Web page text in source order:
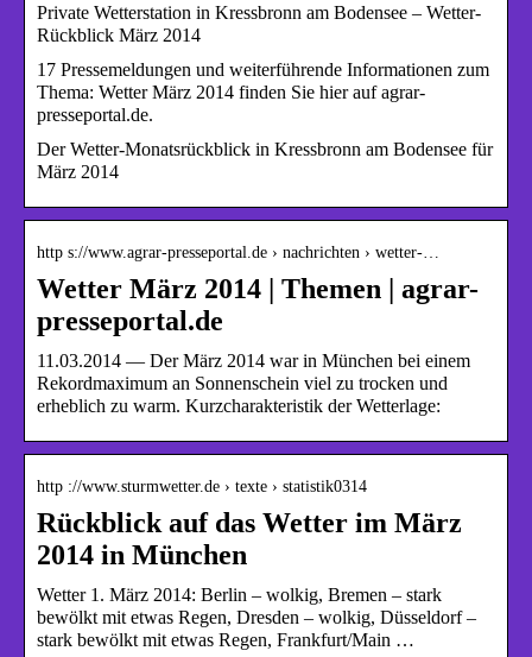
Private Wetterstation in Kressbronn am Bodensee – Wetter-
Rückblick März 2014
17 Pressemeldungen und weiterführende Informationen zum
Thema: Wetter März 2014 finden Sie hier auf agrar-
presseportal.de.
Der Wetter-Monatsrückblick in Kressbronn am Bodensee für
März 2014
http s://www.agrar-presseportal.de › nachrichten › wetter-…
Wetter März 2014 | Themen | agrar-
presseportal.de
11.03.2014 — Der März 2014 war in München bei einem
Rekordmaximum an Sonnenschein viel zu trocken und
erheblich zu warm. Kurzcharakteristik der Wetterlage:
http ://www.sturmwetter.de › texte › statistik0314
Rückblick auf das Wetter im März
2014 in München
Wetter 1. März 2014: Berlin – wolkig, Bremen – stark
bewölkt mit etwas Regen, Dresden – wolkig, Düsseldorf –
stark bewölkt mit etwas Regen, Frankfurt/Main …